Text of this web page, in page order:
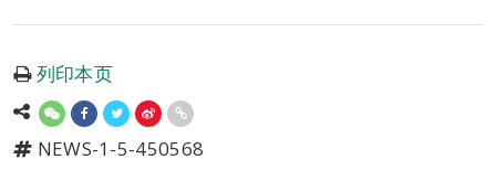
列印本页
NEWS-1-5-450568